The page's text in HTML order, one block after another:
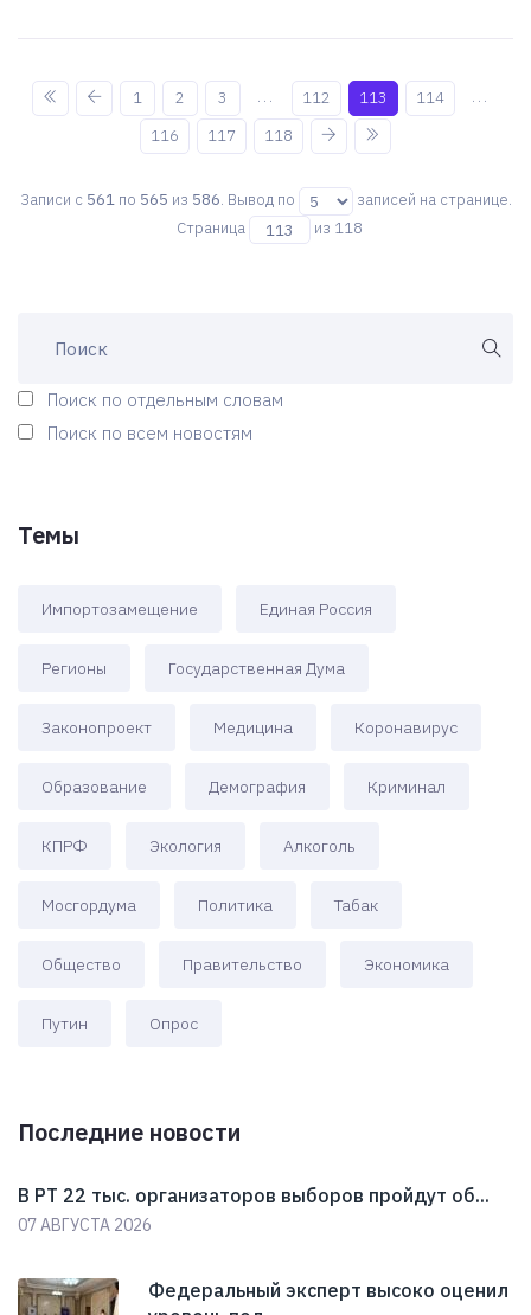
1 2 3 ... 112 113 114
...
116
117 118
Записи с 561по 565 из 586. Вывод по
записей на странице.
Страница
из 118
Поиск по отдельным словам
Поиск по всем новостям
Темы
Импортозамещение Единая Россия
Регионы Государственная Дума
Законопроект Медицина Коронавирус
Образование Демография Криминал
КПРФ Экология Алкоголь
Мосгордума Политика Табак
Общество Правительство Экономика
Путин Опрос
Последние новости
В РТ 22 тыс. организаторов выборов пройдут об...
07 АВГУСТА 2026
Федеральный эксперт высоко оценил